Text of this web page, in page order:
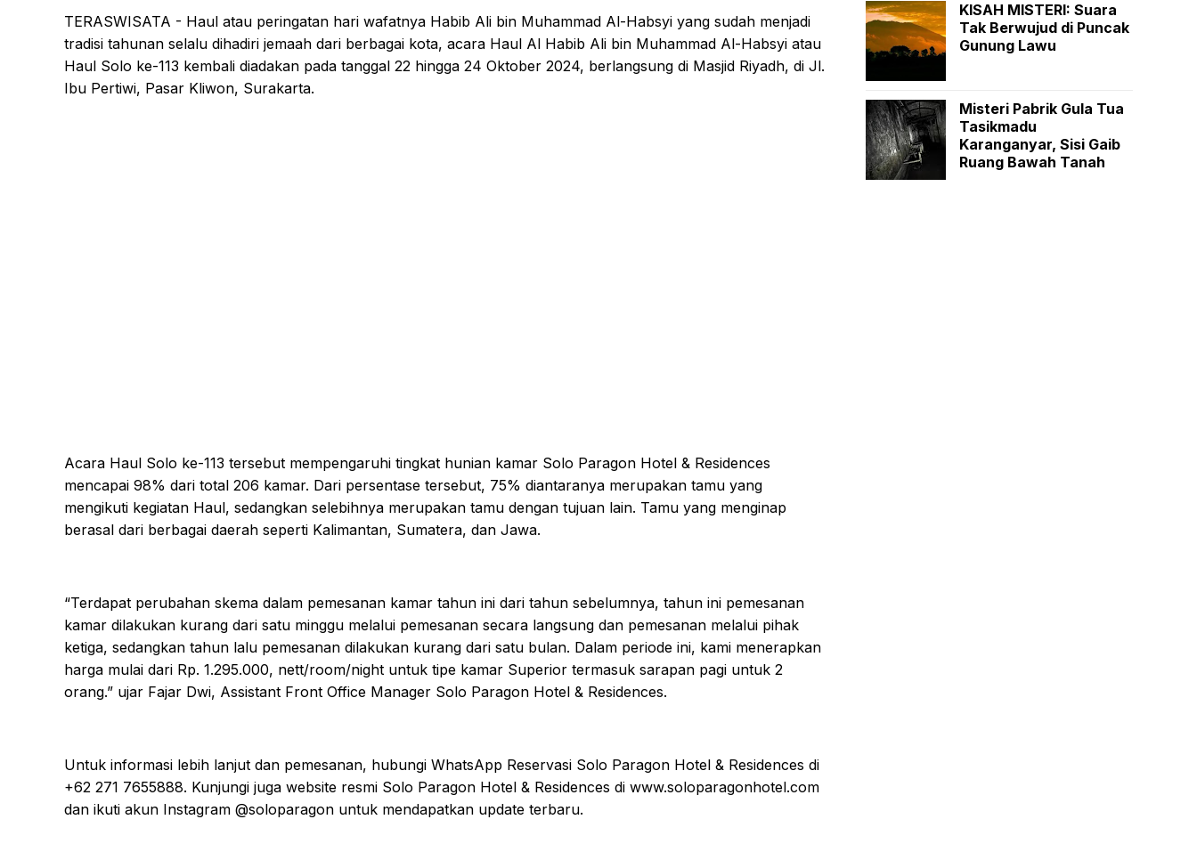
TERASWISATA - Haul atau peringatan hari wafatnya Habib Ali bin Muhammad Al-Habsyi yang sudah menjadi
tradisi tahunan selalu dihadiri jemaah dari berbagai kota, acara Haul Al Habib Ali bin Muhammad Al-Habsyi atau
Haul Solo ke-113 kembali diadakan pada tanggal 22 hingga 24 Oktober 2024, berlangsung di Masjid Riyadh, di Jl.
Ibu Pertiwi, Pasar Kliwon, Surakarta.
Acara Haul Solo ke-113 tersebut mempengaruhi tingkat hunian kamar Solo Paragon Hotel & Residences
mencapai 98% dari total 206 kamar. Dari persentase tersebut, 75% diantaranya merupakan tamu yang
mengikuti kegiatan Haul, sedangkan selebihnya merupakan tamu dengan tujuan lain. Tamu yang menginap
berasal dari berbagai daerah seperti Kalimantan, Sumatera, dan Jawa.
“Terdapat perubahan skema dalam pemesanan kamar tahun ini dari tahun sebelumnya, tahun ini pemesanan
kamar dilakukan kurang dari satu minggu melalui pemesanan secara langsung dan pemesanan melalui pihak
ketiga, sedangkan tahun lalu pemesanan dilakukan kurang dari satu bulan. Dalam periode ini, kami menerapkan
harga mulai dari Rp. 1.295.000, nett/room/night untuk tipe kamar Superior termasuk sarapan pagi untuk 2
orang.” ujar Fajar Dwi, Assistant Front Office Manager Solo Paragon Hotel & Residences.
Untuk informasi lebih lanjut dan pemesanan, hubungi WhatsApp Reservasi Solo Paragon Hotel & Residences di
+62 271 7655888. Kunjungi juga website resmi Solo Paragon Hotel & Residences di www.soloparagonhotel.com
dan ikuti akun Instagram @soloparagon untuk mendapatkan update terbaru.
KISAH MISTERI: Suara
Tak Berwujud di Puncak
Gunung Lawu
Misteri Pabrik Gula Tua
Tasikmadu
Karanganyar, Sisi Gaib
Ruang Bawah Tanah